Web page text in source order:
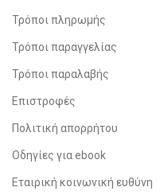
Τρόποι πληρωμής
Τρόποι παραγγελίας
Τρόποι παραλαβής
Επιστροφές
Πολιτική απορρήτου
Οδηγίες για ebook
Εταιρική κοινωνική ευθύνη